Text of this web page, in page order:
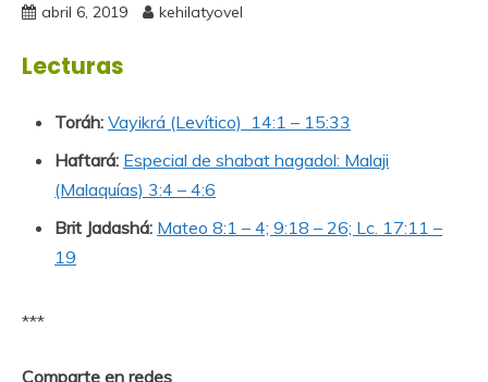
abril 6, 2019 kehilatyovel
Lecturas
Toráh: Vayikrá (Levítico) 14:1 – 15:33
Haftará: Especial de shabat hagadol: Malaji
(Malaquías) 3:4 – 4:6
Brit Jadashá: Mateo 8:1 – 4; 9:18 – 26; Lc. 17:11 –
19
***
Comparte en redes